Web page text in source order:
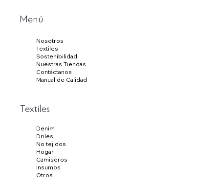
Menú
Nosotros
Textiles
Sostenibilidad
Nuestras Tiendas
Contáctanos
Manual de Calidad
Textiles
Denim
Driles
No tejidos
Hogar
Camiseros
Insumos
Otros